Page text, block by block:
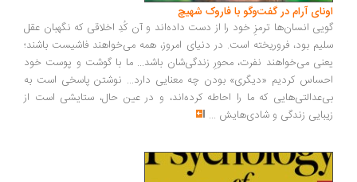
آرام در گفت‌وگو با فاروک شهیچ‭
انسان‌ها ترمزِ خود را از دست داده‌اند و آن کُدِ اخلاقی که نگهبان عقل
بود، فروریخته است. در دنیای امروز، همه می‌خواهند فاشیست باشند؛
می‌خواهند نفرت، محورِ زندگی‌شان باشد... ما با گوشت و پوست خود
کردیم «دیگری» بودن چه معنایی دارد... نوشتن پاسخی است به
که ما را احاطه کرده‌اند، و در عین حال، ستایشی است از
زندگی و شادی‌هایش...